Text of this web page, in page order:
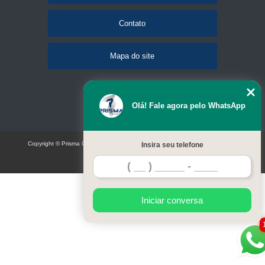
Contato
Mapa do site
Olá! Fale agora pelo WhatsApp
Insira seu telefone
Iniciar conversa
Copyright © Prisma Comunicação visual e eventos (Lei 9610 de 19/02/1998)
W3C